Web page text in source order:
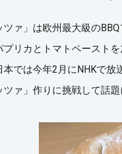
ツァ」は欧州最大級の
プリカとトマトペースト
本では今年2月にNHKで
ツァ」作りに挑戦して話題